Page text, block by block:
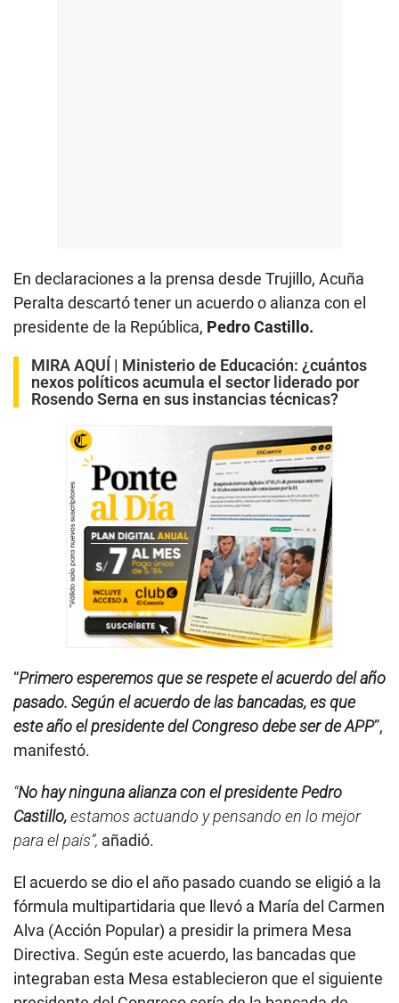
En declaraciones a la prensa desde Trujillo, Acuña
Peralta descartó tener un acuerdo o alianza con el
presidente de la República, Pedro Castillo.
MIRA AQUÍ | Ministerio de Educación: ¿cuántos
nexos políticos acumula el sector liderado por
Rosendo Serna en sus instancias técnicas?
“Primero esperemos que se respete el acuerdo del año
pasado. Según el acuerdo de las bancadas, es que
este año el presidente del Congreso debe ser de APP”,
manifestó.
“No hay ninguna alianza con el presidente Pedro
Castillo,estamos actuando y pensando en lo mejor
para el país”, añadió.
El acuerdo se dio el año pasado cuando se eligió a la
fórmula multipartidaria que llevó a María del Carmen
Alva (Acción Popular) a presidir la primera Mesa
Directiva. Según este acuerdo, las bancadas que
integraban esta Mesa establecieron que el siguiente